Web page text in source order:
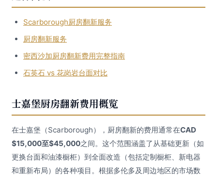
Scarborough厨房翻新服务
厨房翻新服务
密西沙加厨房翻新费用完整指南
石英石 vs 花岗岩台面对比
士嘉堡厨房翻新费用概览
在士嘉堡（Scarborough），厨房翻新的费用通常在CAD
$15,000至$45,000之间。这个范围涵盖了从基础更新（如
更换台面和油漆橱柜）到全面改造（包括定制橱柜、新电器
和重新布局）的各种项目。根据多伦多及周边地区的市场数